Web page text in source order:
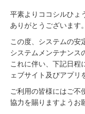
平素よりココシルひょ
ありがとうございます。
この度、システムの安
システムメンテナンス
これに伴い、下記日程
ェブサイト及びアプリ
ご利用の皆様にはご不
協力を賜りますようお